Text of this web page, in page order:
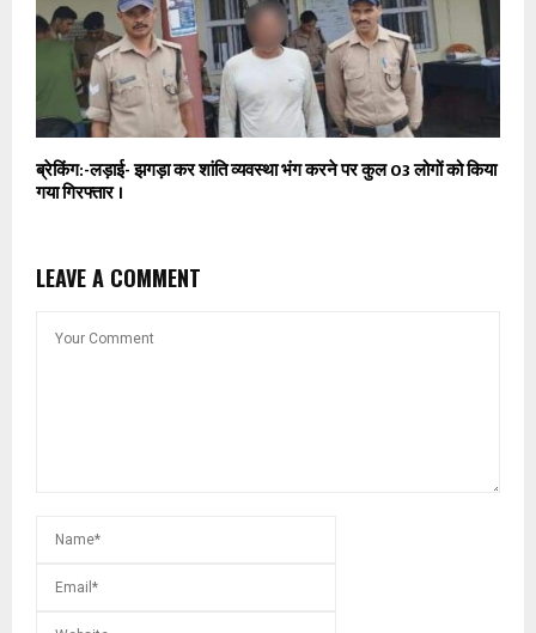
ब्रेकिंग:-लड़ाई- झगड़ा कर शांति व्यवस्था भंग करने पर कुल 03 लोगों को किया
गया गिरफ्तार ।
LEAVE A COMMENT